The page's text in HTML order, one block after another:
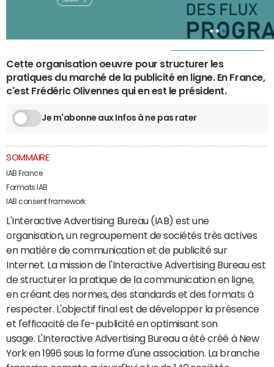
Cette organisation oeuvre pour structurer les
pratiques du marché de la publicité en ligne. En France,
c'est Frédéric Olivennes qui en est le président.
Je m'abonne aux Infos à ne pas rater
SOMMAIRE
IAB France
Formats IAB
IAB consent framework
L'Interactive Advertising Bureau (IAB) est une
organisation, un regroupement de sociétés très actives
en matière de communication et de publicité sur
Internet. La mission de l'Interactive Advertising Bureau est
de structurer la pratique de la communication en ligne,
en créant des normes, des standards et des formats à
respecter. L'objectif final est de développer la présence
et l'efficacité de l'e-publicité en optimisant son
usage. L'Interactive Advertising Bureau a été créé à New
York en 1996 sous la forme d'une association. La branche